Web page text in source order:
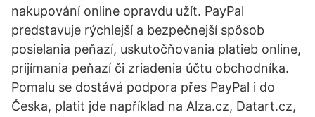
nakupování online opravdu užít. PayPal
predstavuje rýchlejší a bezpečnejší spôsob
posielania peňazí, uskutočňovania platieb online,
prijímania peňazí či zriadenia účtu obchodníka.
Pomalu se dostává podpora přes PayPal i do
Česka, platit jde například na Alza.cz, Datart.cz,